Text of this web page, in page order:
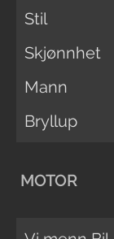
Stil
Skjønnhet
Mann
Bryllup
MOTOR